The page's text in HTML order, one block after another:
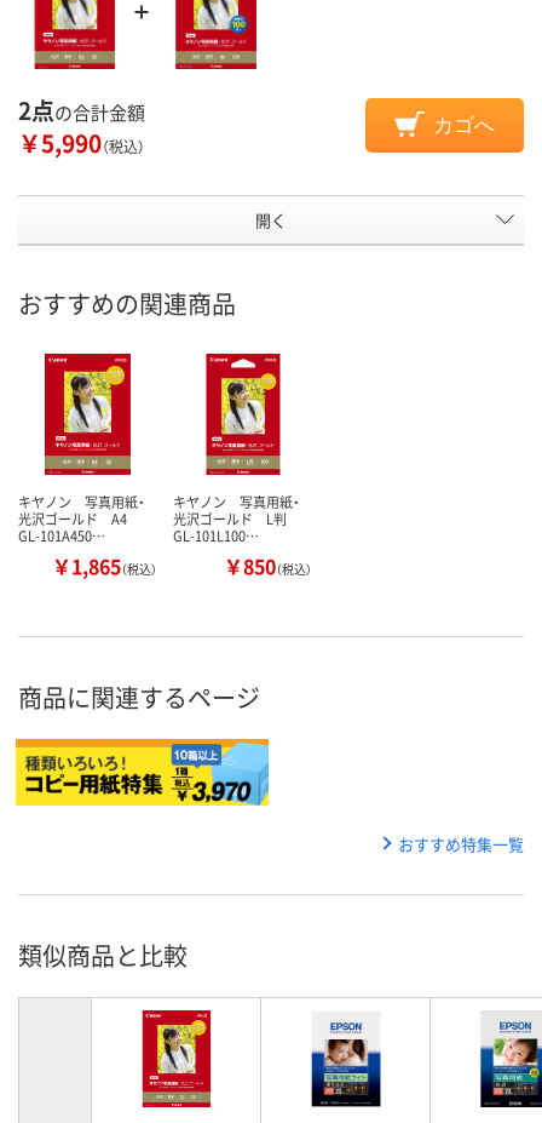
2点の合計金額
￥5,990（税込）
カゴへ
開く
おすすめの関連商品
キヤノン 写真用紙・
光沢ゴールド A4
GL-101A450…
￥1,865（税込）
キヤノン 写真用紙・
光沢ゴールド L判
GL-101L100…
￥850（税込）
商品に関連するページ
おすすめ特集一覧
類似商品と比較